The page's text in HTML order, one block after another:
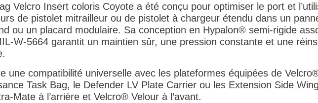
Velcro Insert coloris Coyote a été conçu pour optimiser le port et
de pistolet mitrailleur ou de pistolet à chargeur étendu dans un
ou un placard modulaire. Sa conception en Hypalon® semi-rigide
W-5664 garantit un maintien sûr, une pression constante et une
une compatibilité universelle avec les plateformes équipées de
Task Bag, le Defender LV Plate Carrier ou les Extension Side
Mate à l’arrière et Velcro® Velour à l’avant.